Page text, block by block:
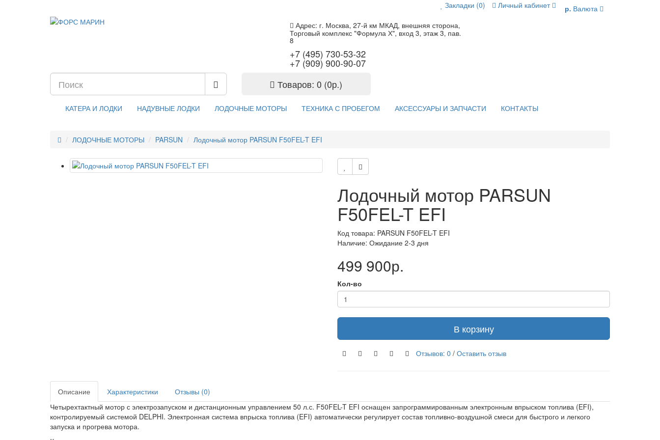
Закладки (0) Личный кабинет р. Валюта
Адрес: г. Москва, 27-й км МКАД, внешняя сторона,
Торговый комплекс "Формула Х", вход 3, этаж 3, пав.
8
+7 (495) 730-53-32
+7 (909) 900-90-07
Товаров: 0 (0р.)
КАТЕРА И ЛОДКИ НАДУВНЫЕ ЛОДКИ ЛОДОЧНЫЕ МОТОРЫ ТЕХНИКА С ПРОБЕГОМ АКСЕССУАРЫ И ЗАПЧАСТИ КОНТАКТЫ
ЛОДОЧНЫЕ МОТОРЫ PARSUN Лодочный мотор PARSUN F50FEL-T EFI
Лодочный мотор PARSUN
F50FEL-T EFI
Код товара: PARSUN F50FEL-T EFI
Наличие: Ожидание 2-3 дня
499 900р.
Кол-во
В корзину
Отзывов: 0 / Оставить отзыв
Описание Характеристики
Отзывы (0)
Четырехтактный мотор с электрозапуском и дистанционным управлением 50 л.с. F50FEL-T EFI оснащен запрограммированным электронным впрыском топлива (EFI),
контролируемый системой DELPHI. Электронная система впрыска топлива (EFI) автоматически регулирует состав топливно-воздушной смеси для быстрого и легкого
запуска и прогрева мотора.